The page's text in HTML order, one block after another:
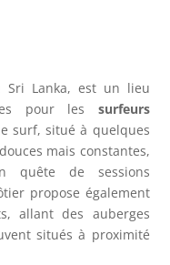
Lanka, est un lieu
pour les surfeurs
surf, situé à quelques
mais constantes,
quête de sessions
propose également
allant des auberges
situés à proximité